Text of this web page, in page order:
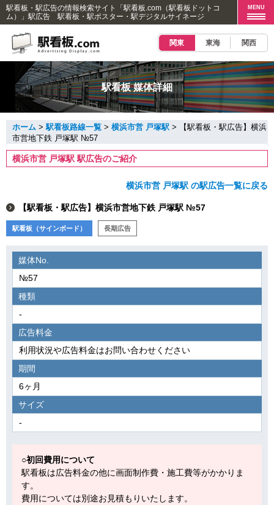
駅看板・駅広告の情報検索サイト「駅看板.com（駅看板ドットコ
ム）」駅広告 駅看板・駅ポスター・駅デジタルサイネージ
MENU
関東 東海 関西
駅看板 媒体詳細
ホーム > 駅看板路線一覧 > 横浜市営 戸塚駅 > 【駅看板・駅広告】横浜
市営地下鉄 戸塚駅 №57
横浜市営 戸塚駅 駅広告のご紹介
横浜市営 戸塚駅 の駅広告一覧に戻る
【駅看板・駅広告】横浜市営地下鉄 戸塚駅 №57
駅看板（サインボード） 長期広告
媒体No.
№57
種類
-
広告料金
利用状況や広告料金はお問い合わせください
期間
6ヶ月
サイズ
-
○初回費用について
駅看板は広告料金の他に画面制作費・施工費等がかかりま
す。
費用については別途お見積もりいたします。